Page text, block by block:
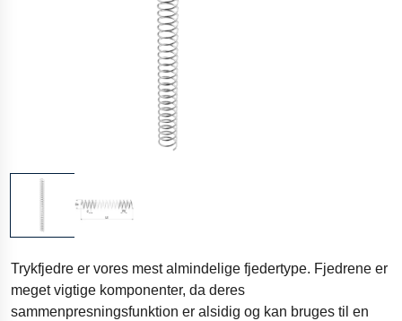
Trykfjedre er vores mest almindelige fjedertype. Fjedrene er
meget vigtige komponenter, da deres
sammenpresningsfunktion er alsidig og kan bruges til en